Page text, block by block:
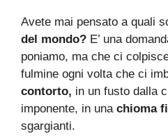
Avete mai pensato a quali
del mondo? E’ una
poniamo, ma che ci
fulmine ogni volta che ci
contorto, in un fusto dalla
imponente, in una chioma
sgargianti.